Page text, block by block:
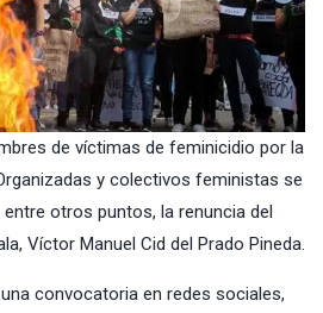
de víctimas de feminicidio por la
y colectivos feministas se
otros puntos, la renuncia del
Víctor Manuel Cid del Prado Pineda.
convocatoria en redes sociales,